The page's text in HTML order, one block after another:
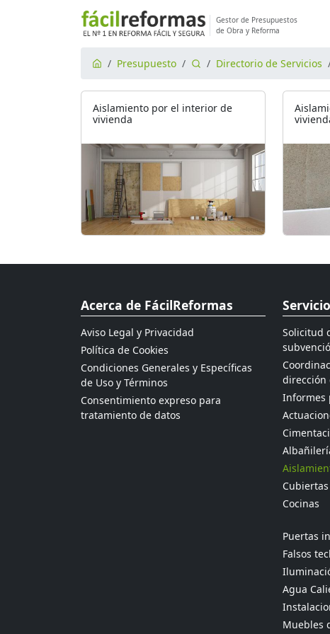
Gestor de Presupuestos
de Obra y Reforma
Presupuesto Directorio de Servicios
Aislamiento por el interior de
vivienda
Acerca de FácilReformas
Aviso Legal y Privacidad
Política de Cookies
Condiciones Generales y Específicas
de Uso y Términos
Consentimiento expreso para
tratamiento de datos
Solicitud
dirección
Informes
Cubiertas
Cocinas
Puertas
Falsos
Agua
Muebles